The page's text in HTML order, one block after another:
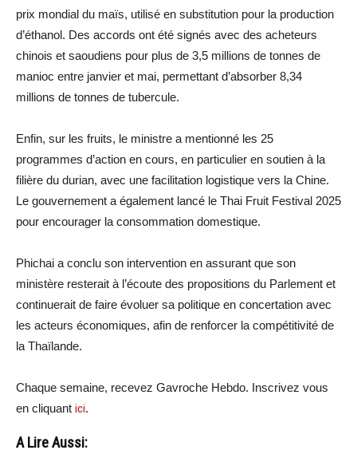
prix mondial du maïs, utilisé en substitution pour la production
d’éthanol. Des accords ont été signés avec des acheteurs
chinois et saoudiens pour plus de 3,5 millions de tonnes de
manioc entre janvier et mai, permettant d’absorber 8,34
millions de tonnes de tubercule.
Enfin, sur les fruits, le ministre a mentionné les 25
programmes d’action en cours, en particulier en soutien à la
filière du durian, avec une facilitation logistique vers la Chine.
Le gouvernement a également lancé le Thai Fruit Festival 2025
pour encourager la consommation domestique.
Phichai a conclu son intervention en assurant que son
ministère resterait à l’écoute des propositions du Parlement et
continuerait de faire évoluer sa politique en concertation avec
les acteurs économiques, afin de renforcer la compétitivité de
la Thaïlande.
Chaque semaine, recevez Gavroche Hebdo. Inscrivez vous
en cliquant ici.
A Lire Aussi: